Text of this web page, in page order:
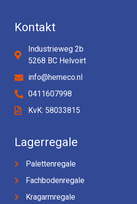
Kontakt
Industrieweg 2b
5268 BC Helvoirt
info@hemeco.nl
0411607998
KvK: 58033815
Lagerregale
Palettenregale
Fachbodenregale
Kragarmregale